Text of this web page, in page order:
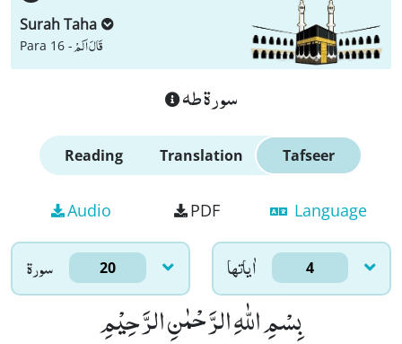
Surah Taha
Para 16 -قَالَ اَلَمْ
سورة طه
Reading Translation Tafseer
Audio PDF Language
سورۃ 20 اٰياتها 4
بِسْمِ اللّٰهِ الرَّحْمٰنِ الرَّحِیْمِ